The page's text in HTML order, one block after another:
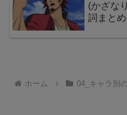
(かざな
詞まとめ
ホーム 04_キャラ別